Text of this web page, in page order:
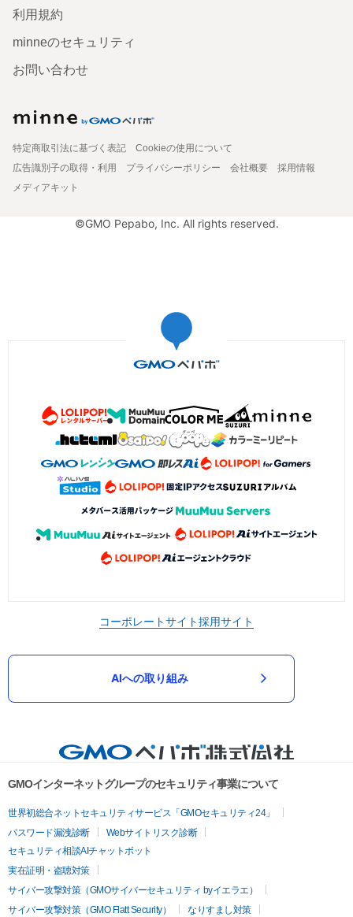
利用規約
minneのセキュリティ
お問い合わせ
特定商取引法に基づく表記
Cookieの使用について
広告識別子の取得・利用
プライバシーポリシー 会社概要
採用情報
メディアキット
©GMO Pepabo, Inc. All rights reserved.
コーポレートサイト採用サイト
AIへの取り組み
GMOインターネットグループのセキュリティ事業について
世界初総合ネットセキュリティサービス「GMOセキュリティ24」
パスワード漏洩診断
Webサイトリスク診断
セキュリティ相談AIチャットボット
実在証明・盗聴対策
サイバー攻撃対策（GMOサイバーセキュリティ byイエラエ）
サイバー攻撃対策（GMO Flatt Security）
なりすまし対策